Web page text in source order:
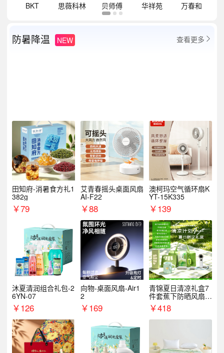
BKT 思薇科林 贝师傅 华祥苑 万春和
防暑降温 NEW 查看更多 
田知府-消暑食方礼1
382g
￥79
艾青春摇头桌面风扇
AI-F22
￥88
澳柯玛空气循环扇K
YT-15K335
￥139
沐夏清润组合礼包-2
6YN-07
￥126
向物-桌面风扇-Air1
2
￥169
青锦夏日清凉礼盒7
件套蕉下防晒风扇员
工福利端午伴手礼企
业定制
￥418